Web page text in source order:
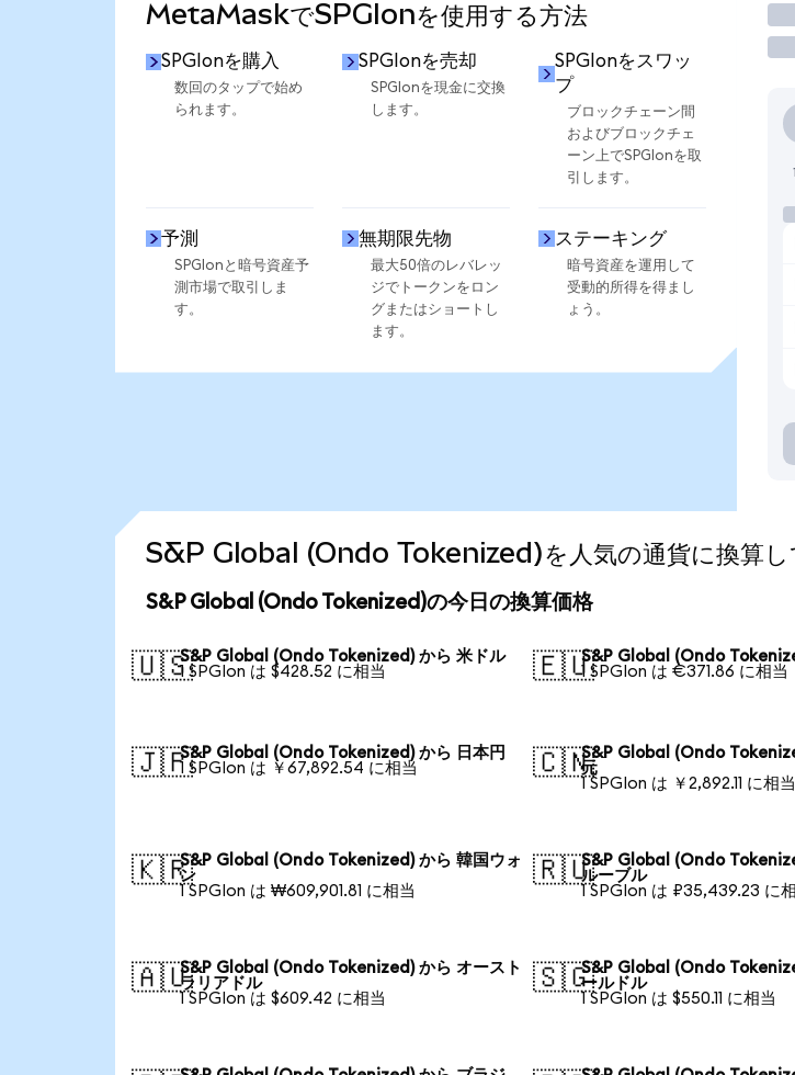
MetaMaskでSPGIonを使用する方法
SPGIonを購入
数回のタップで始め
られます。
SPGIonを売却
SPGIonを現金に交換
します。
SPGIonをスワッ
プ
ブロックチェーン間
およびブロックチェ
ーン上でSPGIonを取
引します。
予測
SPGIonと暗号資産予
測市場で取引しま
す。
無期限先物
最大50倍のレバレッ
ジでトークンをロン
グまたはショートし
ます。
ステーキング
暗号資産を運用して
受動的所得を得まし
ょう。
S&P Global (Ondo Tokenized)を人気の通貨に換算し
S&P Global (Ondo Tokenized)の今日の換算価格
🇺🇸S&P Global (Ondo Tokenized) から 米ドル
1 SPGIon は $428.52 に相当
🇪🇺S&P Global (Ondo
1 SPGIon は €371.86 に相当
🇯🇵S&P Global (Ondo Tokenized) から 日本円
1 SPGIon は ￥67,892.54 に相当
🇨🇳S&P Global (Ondo
元
1 SPGIon は ￥2,892.11 に相当
🇰🇷S&P Global (Ondo Tokenized) から 韓国ウォ
ン
1 SPGIon は ₩609,901.81 に相当
🇷🇺S&P Global (Ondo
ルーブル
1 SPGIon は ₽35,439.23 に
🇦🇺S&P Global (Ondo Tokenized) から オースト
ラリアドル
1 SPGIon は $609.42 に相当
🇸🇬S&P Global (Ondo
ールドル
1 SPGIon は $550.11 に相当